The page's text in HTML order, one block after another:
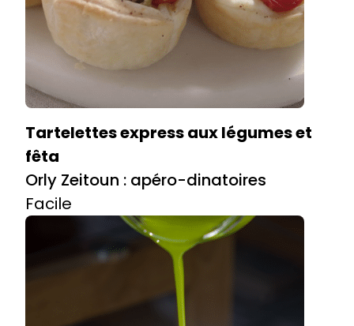
Tartelettes express aux légumes et
fêta
Orly Zeitoun : apéro-dinatoires
Facile